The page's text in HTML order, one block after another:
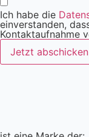
Ich habe die
einverstanden,
Kontaktaufnahme
Jetzt abschicken